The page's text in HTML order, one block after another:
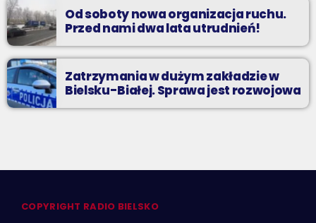
Od soboty nowa organizacja ruchu.
Przed nami dwa lata utrudnień!
Zatrzymania w dużym zakładzie w
Bielsku-Białej. Sprawa jest rozwojowa
COPYRIGHT RADIO BIELSKO